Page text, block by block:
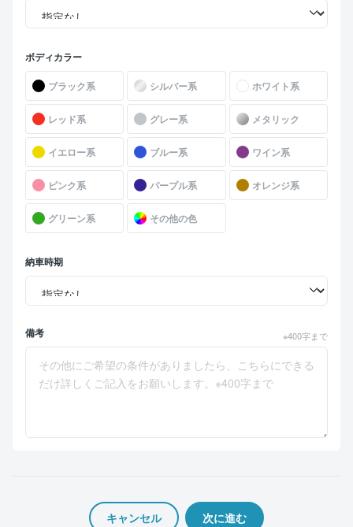
ボディカラー
ブラック系 シルバー系 ホワイト系
レッド系 グレー系 メタリック
イエロー系 ブルー系 ワイン系
ピンク系 パープル系 オレンジ系
グリーン系 その他の色
納車時期
備考 ※400字まで
キャンセル